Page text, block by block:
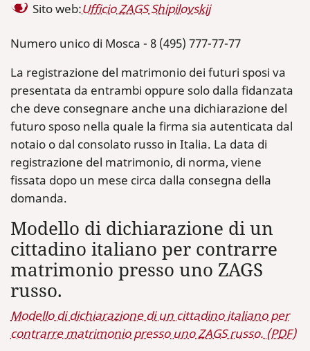
Sito web:Ufficio ZAGS Shipilovskij
Numero unico di Mosca - 8 (495) 777-77-77
La registrazione del matrimonio dei futuri sposi va
presentata da entrambi oppure solo dalla fidanzata
che deve consegnare anche una dichiarazione del
futuro sposo nella quale la firma sia autenticata dal
notaio o dal consolato russo in Italia. La data di
registrazione del matrimonio, di norma, viene
fissata dopo un mese circa dalla consegna della
domanda.
Modello di dichiarazione di un
cittadino italiano per contrarre
matrimonio presso uno ZAGS
russo.
Modello di dichiarazione di un cittadino italiano per
contrarre matrimonio presso uno ZAGS russo. (PDF)